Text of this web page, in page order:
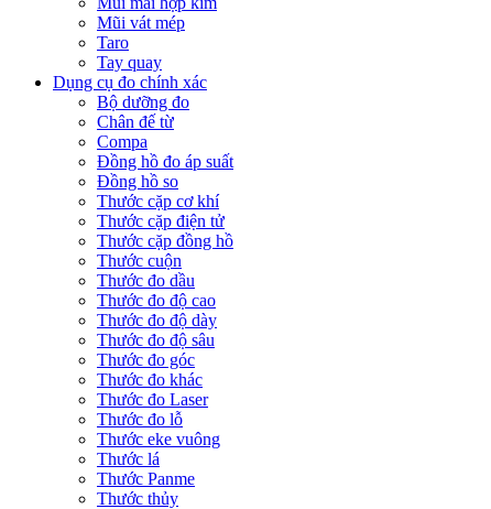
Mũi vát mép
Taro
Tay quay
Dụng cụ đo chính xác
Bộ dưỡng đo
Chân đế từ
Compa
Đồng hồ đo áp suất
Đồng hồ so
Thước cặp cơ khí
Thước cặp điện tử
Thước cặp đồng hồ
Thước cuộn
Thước đo dầu
Thước đo độ cao
Thước đo độ dày
Thước đo độ sâu
Thước đo góc
Thước đo khác
Thước đo Laser
Thước đo lỗ
Thước eke vuông
Thước lá
Thước Panme
Thước thủy